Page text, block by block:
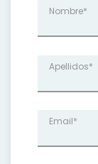
Nombre*
Apellidos*
Email*